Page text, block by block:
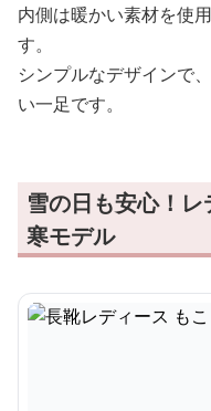
内側は暖かい素材を使
す。
シンプルなデザインで
い一足です。
雪の日も安心！
寒モデル